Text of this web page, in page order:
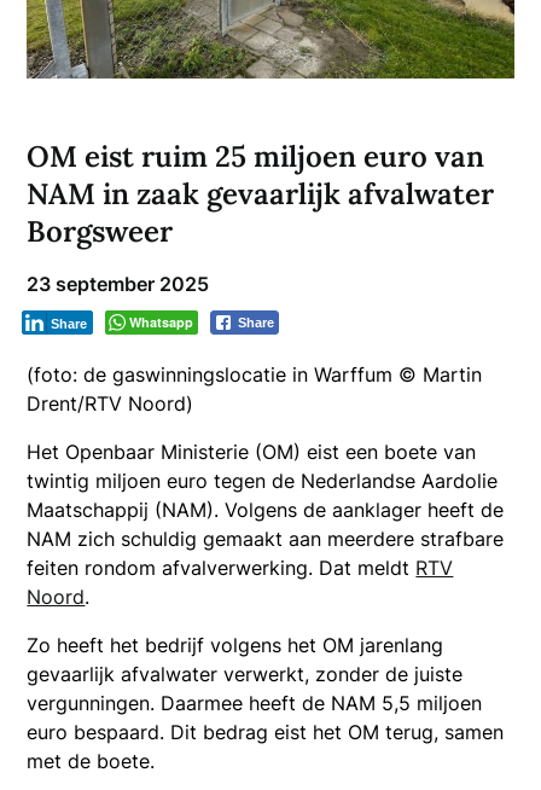
OM eist ruim 25 miljoen euro van
NAM in zaak gevaarlijk afvalwater
Borgsweer
23 september 2025
Whatsapp Share
Share
(foto: de gaswinningslocatie in Warffum © Martin
Drent/RTV Noord)
Het Openbaar Ministerie (OM) eist een boete van
twintig miljoen euro tegen de Nederlandse Aardolie
Maatschappij (NAM). Volgens de aanklager heeft de
NAM zich schuldig gemaakt aan meerdere strafbare
feiten rondom afvalverwerking. Dat meldt RTV
Noord.
Zo heeft het bedrijf volgens het OM jarenlang
gevaarlijk afvalwater verwerkt, zonder de juiste
vergunningen. Daarmee heeft de NAM 5,5 miljoen
euro bespaard. Dit bedrag eist het OM terug, samen
met de boete.